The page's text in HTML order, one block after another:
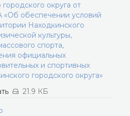
округа от
обеспечении условий
Находкинского
культуры,
спорта,
официальных
и спортивных
городского округа»
21.9 КБ